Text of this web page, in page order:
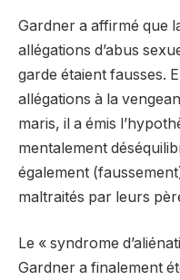
Gardner a affirmé que
allégations d’abus
garde étaient fausses.
allégations à la
maris, il a émis
mentalement
également
maltraités par leurs
Le « syndrome
Gardner a finalement